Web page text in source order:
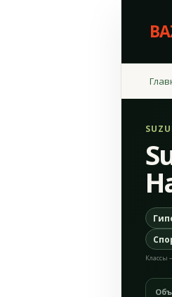
Классы